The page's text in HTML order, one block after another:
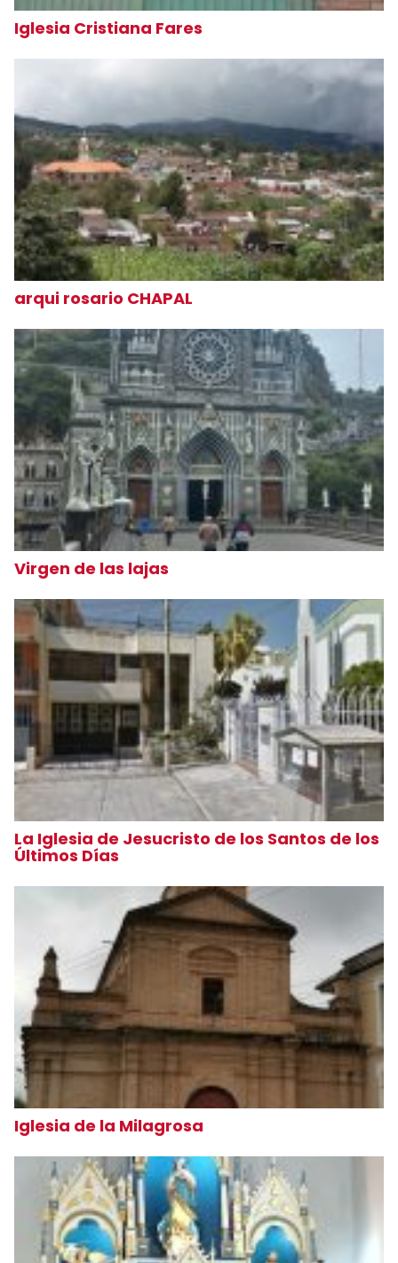
Iglesia Cristiana Fares
arqui rosario CHAPAL
Virgen de las lajas
La Iglesia de Jesucristo de los Santos de los
Últimos Días
Iglesia de la Milagrosa